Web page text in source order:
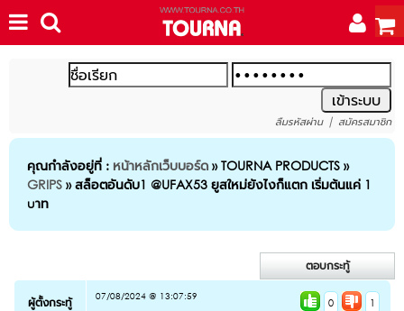
ลืมรหัสผ่าน| สมัครสมาชิก
คุณกำลังอยู่ที่ : หน้าหลักเว็บบอร์ด » TOURNA PRODUCTS »
GRIPS » สล็อตอันดับ1 @UFAX53 ยูสใหม่ยังไงก็แตก เริ่มต้นแค่ 1
uาท
ผู้ตั้งกระทู้ 0 1
07/08/2024 @ 13:07:59